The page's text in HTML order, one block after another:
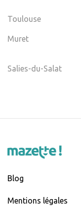
Toulouse
Muret
Salies-du-Salat
Blog
Mentions légales